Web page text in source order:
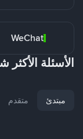
WeChat
الأسئلة الأكثر
مبتدئ متقدم